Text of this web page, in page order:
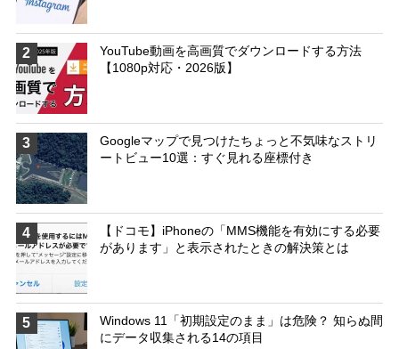
2
YouTube動画を高画質でダウンロードする方法
【1080p対応・2026版】
3
Googleマップで見つけたちょっと不気味なストリ
ートビュー10選：すぐ見れる座標付き
4
【ドコモ】iPhoneの「MMS機能を有効にする必要
があります」と表示されたときの解決策とは
5
Windows 11「初期設定のまま」は危険？ 知らぬ間
にデータ収集される14の項目